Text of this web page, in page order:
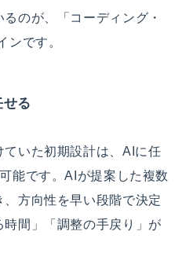
のが、「コーディング・
ンです。
る
ていた初期設計は、AIに任
能です。AIが提案した複数
方向性を早い段階で決定
間」「調整の手戻り」が